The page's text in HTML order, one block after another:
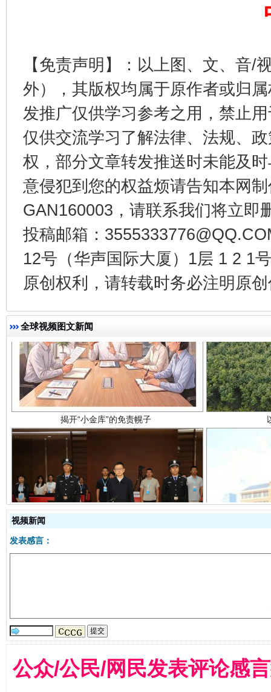
【免责声明】：以上图、文、音/
外），其版权均属于原作者或归
发推广仅供学习参考之用，禁止
仅供交流学习了解法律、法规、
权，部分文章转发推送时未能及
意侵犯到您的权益烦请告知本网
GAN160003，请联系我们将立即
投稿邮箱：
12号（华声国际大厦）1层 1 2 1
原创权利，请转载时务必注明原
全球视频图文新闻
千年窑火 生生不息 一
揭开“小金库”的免责幌子
受贿1.44亿！段成刚被判无期 从幼
全民健身五年计划来了！等你上场
视频新闻
发表感言：
公众/公民/网民发表评论感